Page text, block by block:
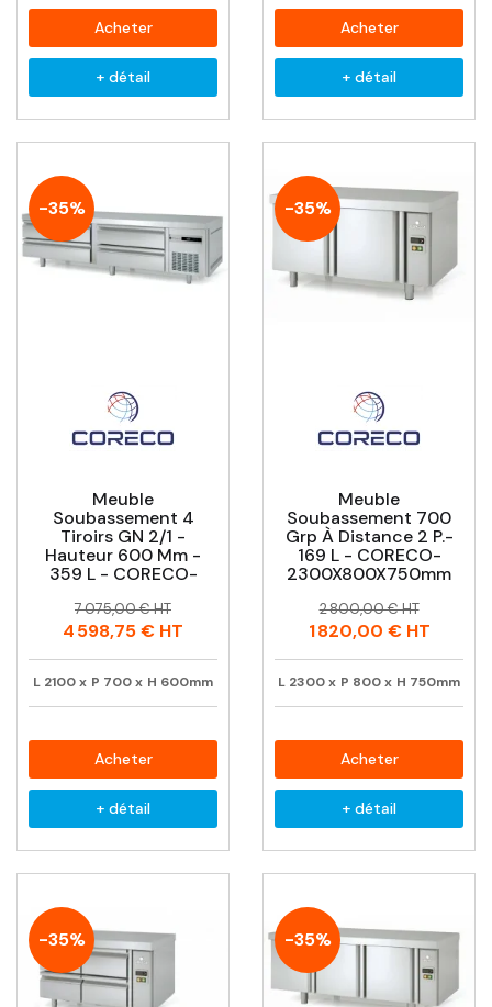
Acheter
+ détail
Acheter
+ détail
-35%
Meuble
Soubassement 4
Tiroirs GN 2/1 -
Hauteur 600 Mm -
359 L - CORECO-
Prix
Prix
habituel
7 075,00 € HT
4 598,75 € HT
L 2100x P 700x H 600mm
Acheter
+ détail
-35%
Meuble
Soubassement 700
Grp À Distance 2 P.-
169 L - CORECO-
2300X800X750mm
Prix
Prix
habituel
2 800,00 € HT
1 820,00 €HT
L 2300x P 800x H 750mm
Acheter
+ détail
-35% -35%